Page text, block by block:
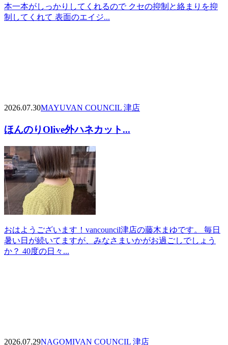
本一本がしっかりしてくれるので クセの抑制と絡まりを抑
制してくれて 表面のエイジ...
2026.07.30MAYUVAN COUNCIL 津店
ほんのりOlive外ハネカット...
おはようございます！vancouncil津店の藤木まゆです。 毎日
暑い日が続いてますが、みなさまいかがお過ごしでしょう
か？ 40度の日々...
2026.07.29NAGOMIVAN COUNCIL 津店